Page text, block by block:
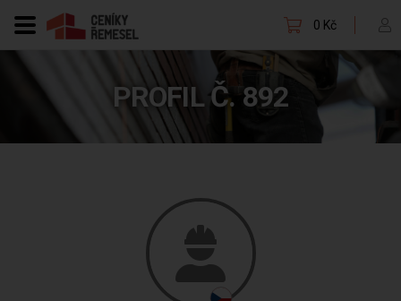
0 Kč
PROFIL Č. 892